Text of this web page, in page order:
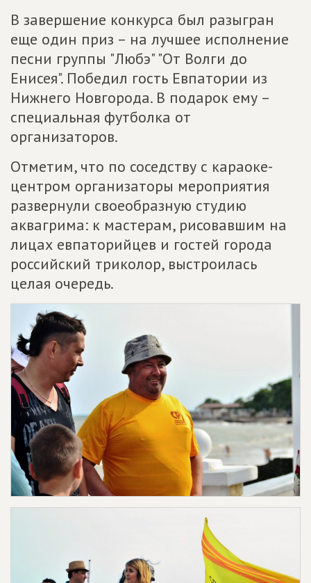
В завершение конкурса был разыгран
еще один приз – на лучшее исполнение
песни группы "Любэ" "От Волги до
Енисея". Победил гость Евпатории из
Нижнего Новгорода. В подарок ему –
специальная футболка от
организаторов.
Отметим, что по соседству с караоке-
центром организаторы мероприятия
развернули своеобразную студию
аквагрима: к мастерам, рисовавшим на
лицах евпаторийцев и гостей города
российский триколор, выстроилась
целая очередь.